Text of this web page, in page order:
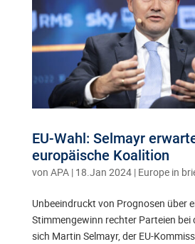
EU-Wahl: Selmayr
europäische Koalition
von APA| 18.Jan 2024| Europe in
Unbeeindruckt von Prognosen über
Stimmengewinn rechter Parteien bei
sich Martin Selmayr, der EU-